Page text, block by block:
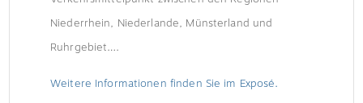
Niederrhein, Niederlande, Münsterland und
Ruhrgebiet….
Weitere Informationen finden Sie im Exposé.